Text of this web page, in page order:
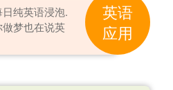
英语
应用
纯英语浸泡.
梦也在说英